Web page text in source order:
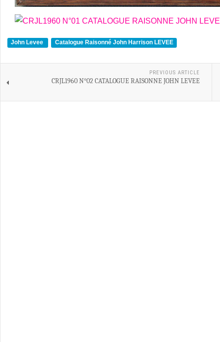
John Levee Catalogue Raisonné John Harrison LEVEE
PREVIOUS ARTICLE
CRJL1960 N°02 CATALOGUE RAISONNE JOHN LEVEE